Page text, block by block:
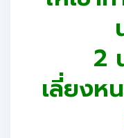
2
เลี่ยงห